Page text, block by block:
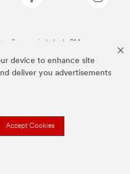
device to enhance site
deliver you advertisements
Accept Cookies
são propriedade da 3M.